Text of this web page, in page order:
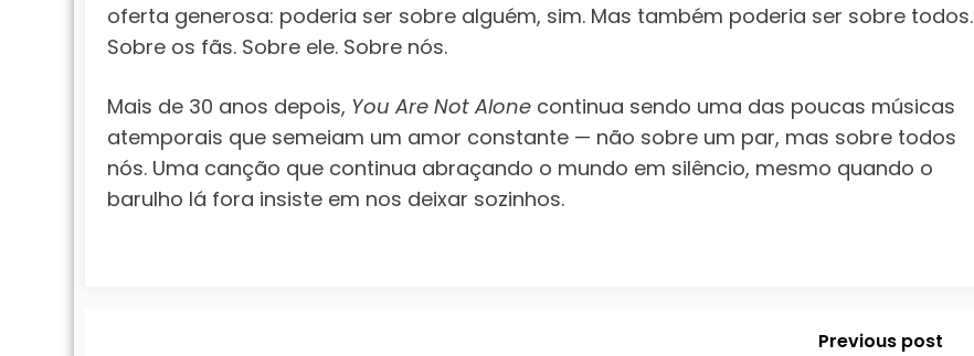
oferta generosa: poderia ser sobre alguém, sim. Mas também poderia ser sobre todos.
Sobre os fãs. Sobre ele. Sobre nós.
Mais de 30 anos depois, You Are Not Alone continua sendo uma das poucas músicas
atemporais que semeiam um amor constante — não sobre um par, mas sobre todos
nós. Uma canção que continua abraçando o mundo em silêncio, mesmo quando o
barulho lá fora insiste em nos deixar sozinhos.
Previous post